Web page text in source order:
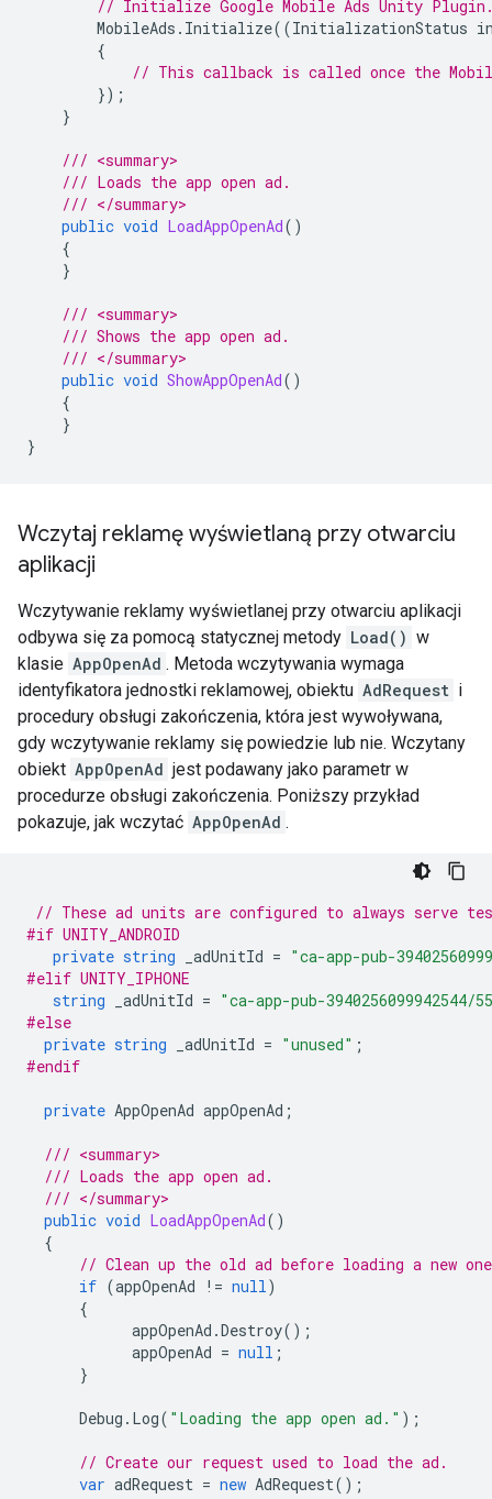
// Initialize Google Mobile Ads Unity Plugin
MobileAds . Initialize((InitializationStatus
{
// This callback is called once the
});
}
/// <summary>
/// Loads the app open ad.
/// </summary>
public void LoadAppOpenAd()
{
}
/// <summary>
/// Shows the app open ad.
/// </summary>
public void ShowAppOpenAd()
{
}
}
Wczytaj reklamę wyświetlaną przy otwarciu
aplikacji
Wczytywanie reklamy wyświetlanej przy otwarciu aplikacji
odbywa się za pomocą statycznej metody Load() w
klasie AppOpenAd . Metoda wczytywania wymaga
identyfikatora jednostki reklamowej, obiektu AdRequest i
procedury obsługi zakończenia, która jest wywoływana,
gdy wczytywanie reklamy się powiedzie lub nie. Wczytany
obiekt AppOpenAd jest podawany jako parametr w
procedurze obsługi zakończenia. Poniższy przykład
pokazuje, jak wczytać AppOpenAd .
// These ad units are configured to always serve
#if UNITY_ANDROID
private string _adUnitId = "ca-app-pub-
#elif UNITY_IPHONE
string
_adUnitId = "ca-app-pub-3940256099942544/
#else
private string _adUnitId = "unused" ;
#endif
private AppOpenAd appOpenAd ;
/// <summary>
/// Loads the app open ad.
/// </summary>
public void LoadAppOpenAd()
{
// Clean up the old ad before loading a new
if (appOpenAd != null)
{
appOpenAd .Destroy();
appOpenAd = null ;
}
Debug . Log( "Loading the app open ad." );
// Create our request used to load the ad.
var adRequest = new AdRequest();